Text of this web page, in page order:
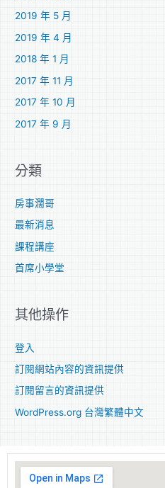
2019 年 5 月
2019 年 4 月
2018 年 1 月
2017 年 11 月
2017 年 10 月
2017 年 9 月
分類
房事濶哥
最新消息
課程講座
首席小學堂
其他操作
登入
訂閱網站內容的資訊提供
訂閱留言的資訊提供
WordPress.org 台灣繁體中文